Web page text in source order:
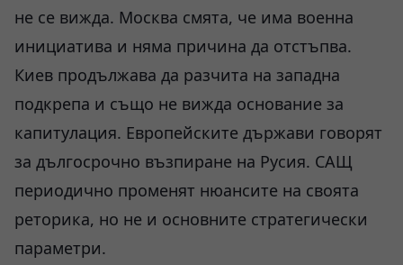
не се вижда. Москва смята, че има военна
инициатива и няма причина да отстъпва.
Киев продължава да разчита на западна
подкрепа и също не вижда основание за
капитулация. Европейските държави говорят
за дългосрочно възпиране на Русия. САЩ
периодично променят нюансите на своята
реторика, но не и основните стратегически
параметри.